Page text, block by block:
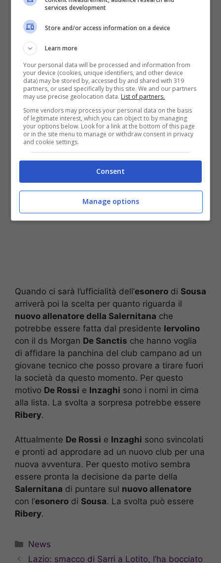
questi prossimi giorni di pausa Nazionali.
Ribery
che ha appena preso il patentino di
allenatore
Nuovo allenatore
Salernitana: il sostituto di
Sousa tra Inzaghi e De
Rossi
Quando ci sarà l’ufficialità dell’esonero di Sousa
arriverà poi la scelta per quanto riguarda il
nuovo allenatore della Salernitana che
potrebbe essere fatta dal presidente Iervolino
con il ds Morgan De Sanctis che hanno voglia
di affidare la panchina del club campano ad un
giovane tecnico che posso provare a tirare fuori
la società da questo momento. Per questo
motivo De Rossi e Inzaghi sono i nomi in cima
alla lista. La svolta a sorpresa potrebbe essere
Ribery.
Attualmente De Rossi e Inzaghi sono svincolati
e pronti ad approdare ad un nuovo club per una
nuova avventura. Per questo motivo sembra
essere pronta la decisione da parte della
Salernitana di puntare sul nuovo allenatore
con l’esonero di Sousa. La svolta può essere
Ribery.
Categorie
News
Lazio: smacco di Sarri a Lotito, l’ha bocciato
services development
Store and/or access information on a device
Learn more
Your personal data will be processed and information from
your device (cookies, unique identifiers, and other device
data) may be stored by, accessed by and shared with 319
partners, or used specifically by this site. We and our partners
may use precise geolocation data. List of partners.
Some vendors may process your personal data on the basis
of legitimate interest, which you can object to by managing
your options below. Look for a link at the bottom of this page
or in the site menu to manage or withdraw consent in privacy
and cookie settings.
Consent
Manage options